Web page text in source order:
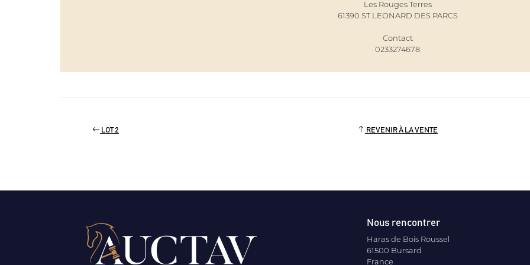
Les Rouges Terres
61390 ST LEONARD DES PARCS
Contact
0233274678
LOT 2 REVENIR À LA VENTE
Nous rencontrer
Haras de Bois Roussel
61500 Bursard
France